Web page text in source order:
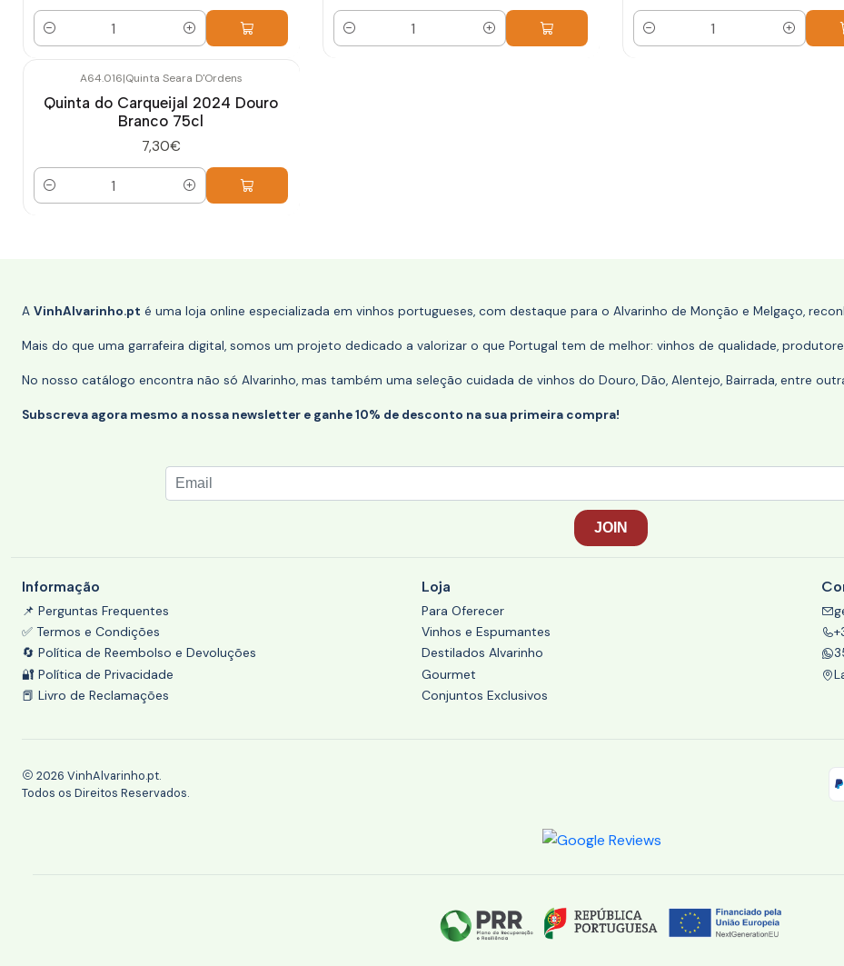
Quantidade Quantidade Quantidade
A64.016|Quinta Seara D'Ordens
Quinta do Carqueijal 2024 Douro
Branco 75cl
7,30€
Quantidade
A VinhAlvarinho.pt é uma loja online especializada em vinhos portugueses, com destaque para o Alvarinho de Monção e Melgaço,
Mais do que uma garrafeira digital, somos um projeto dedicado a valorizar o que Portugal tem de melhor: vinhos de qualidade,
No nosso catálogo encontra não só Alvarinho, mas também uma seleção cuidada de vinhos do Douro, Dão, Alentejo, Bairrada, entre
Subscreva agora mesmo a nossa newsletter e ganhe 10% de desconto na sua primeira compra!
Informação
📌 Perguntas Frequentes
✅ Termos e Condições
🔄 Política de Reembolso e Devoluções
🔐 Política de Privacidade
📕 Livro de Reclamações
Loja
Para Oferecer
Vinhos e Espumantes
Destilados Alvarinho
Gourmet
Conjuntos Exclusivos
2026 VinhAlvarinho.pt.
Todos os Direitos Reservados.